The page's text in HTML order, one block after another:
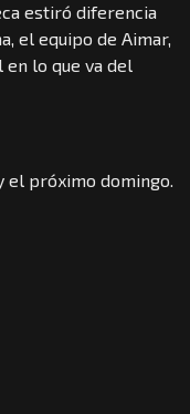
estiró diferencia
el equipo de Aimar,
en lo que va del
el próximo domingo.